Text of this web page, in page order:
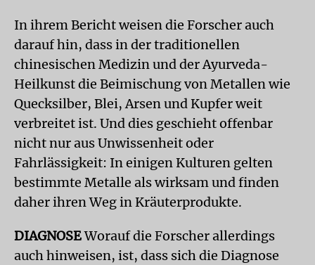
In ihrem Bericht weisen die Forscher auch
darauf hin, dass in der traditionellen
chinesischen Medizin und der Ayurveda-
Heilkunst die Beimischung von Metallen wie
Quecksilber, Blei, Arsen und Kupfer weit
verbreitet ist. Und dies geschieht offenbar
nicht nur aus Unwissenheit oder
Fahrlässigkeit: In einigen Kulturen gelten
bestimmte Metalle als wirksam und finden
daher ihren Weg in Kräuterprodukte.
DIAGNOSEWorauf die Forscher allerdings
auch hinweisen, ist, dass sich die Diagnose